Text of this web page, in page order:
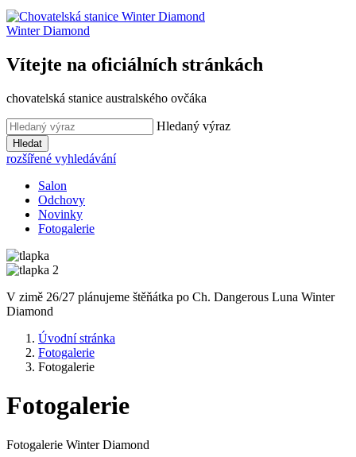
Winter Diamond
Vítejte na oficiálních stránkách
chovatelská stanice australského ovčáka
Hledaný výraz
Hledat
rozšířené vyhledávání
Salon
Odchovy
Novinky
Fotogalerie
V zimě 26/27 plánujeme štěňátka po Ch. Dangerous Luna Winter
Diamond
Úvodní stránka
Fotogalerie
Fotogalerie
Fotogalerie
Fotogalerie Winter Diamond